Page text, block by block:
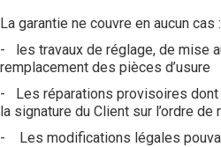
La garantie ne couvre en aucun cas :
- les travaux de réglage, de mise
remplacement des pièces d’usure
- Les réparations provisoires dont
la signature du Client sur l’ordre de
- Les modifications légales